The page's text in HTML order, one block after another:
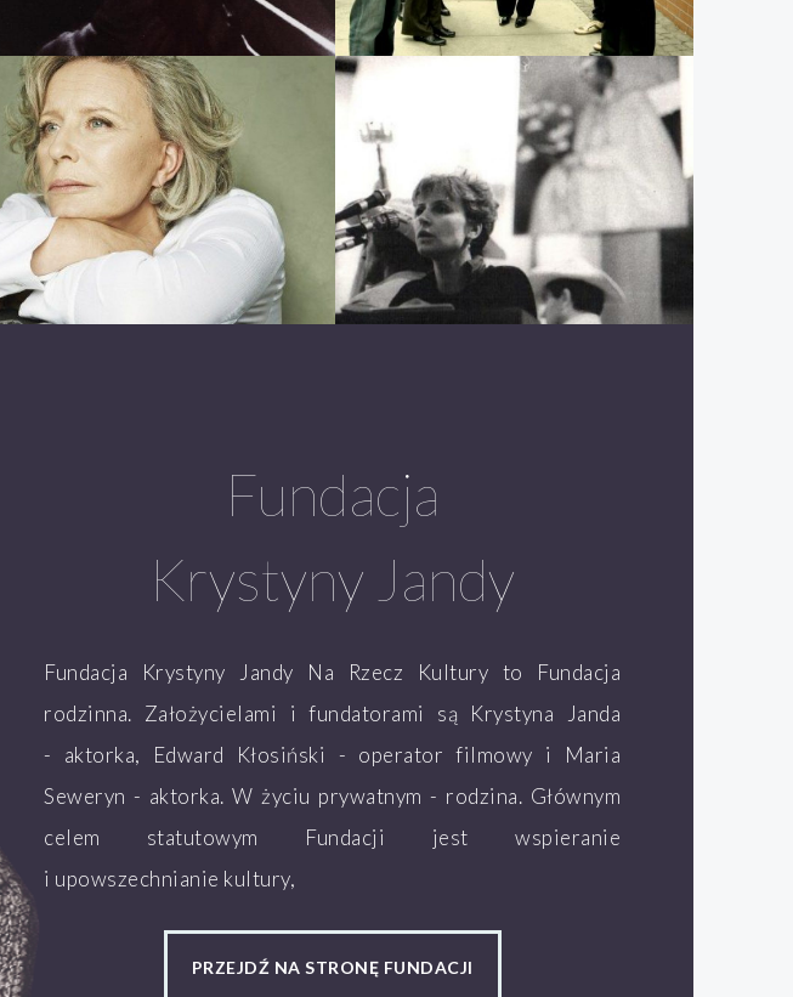
Fundacja
Krystyny Jandy
Fundacja Krystyny Jandy Na Rzecz Kultury to Fundacja
rodzinna. Założycielami i fundatorami są Krystyna Janda
- aktorka, Edward Kłosiński - operator filmowy i Maria
Seweryn - aktorka. W życiu prywatnym - rodzina. Głównym
celem statutowym Fundacji jest wspieranie
i upowszechnianie kultury,
PRZEJDŹ NA STRONĘ FUNDACJI